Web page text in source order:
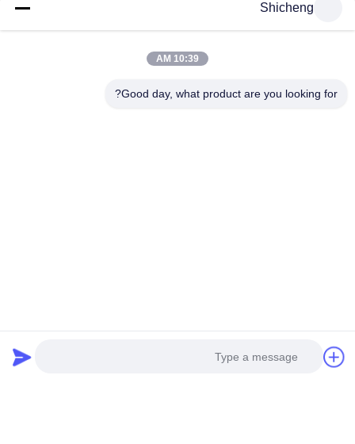
آدرس
Shicheng
10:39 AM
Good day, what product are you looking for?